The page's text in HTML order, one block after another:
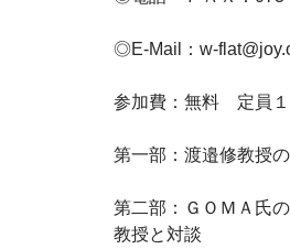
◎E-Mail：w-
参加費：無料　定員
第一部：渡邉修教授
第二部：ＧＯＭＡ氏
教授と対談